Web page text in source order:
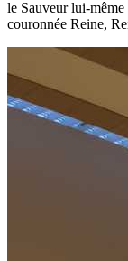
le Sauveur lui-
couronnée Reine,